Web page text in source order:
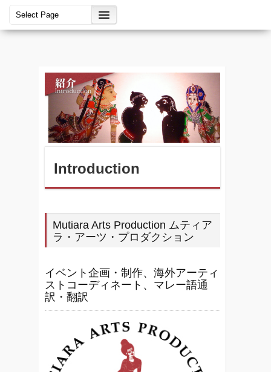
Introduction
Mutiara Arts Production ムティア
ラ・アーツ・プロダクション
イベント企画・制作、海外アーティ
ストコーディネート、マレー語通
訳・翻訳